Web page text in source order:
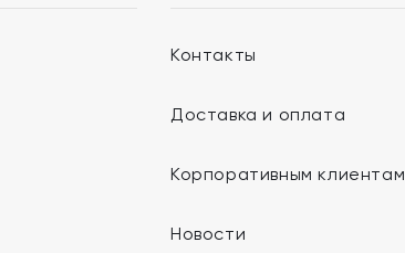
Контакты
Доставка и оплата
Корпоративным клиентам
Новости